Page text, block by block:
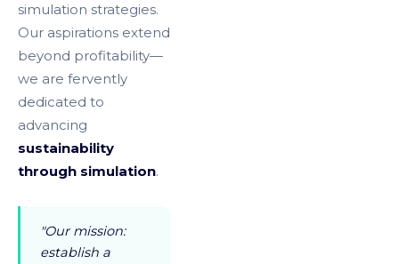
simulation strategies.
Our aspirations extend
beyond profitability—
we are fervently
dedicated to
advancing
sustainability
through simulation.
"Our mission:
establish a